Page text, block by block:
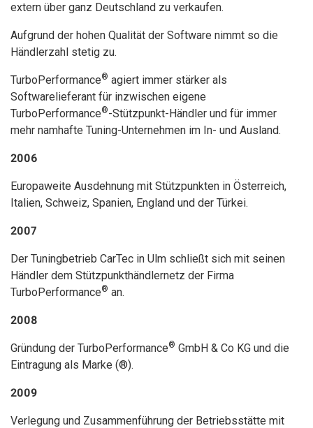
extern über ganz Deutschland zu verkaufen.
Aufgrund der hohen Qualität der Software nimmt so die
Händlerzahl stetig zu.
TurboPerformance® agiert immer stärker als
Softwarelieferant für inzwischen eigene
TurboPerformance®-Stützpunkt-Händler und für immer
mehr namhafte Tuning-Unternehmen im In- und Ausland.
2006
Europaweite Ausdehnung mit Stützpunkten in Österreich,
Italien, Schweiz, Spanien, England und der Türkei.
2007
Der Tuningbetrieb CarTec in Ulm schließt sich mit seinen
Händler dem Stützpunkthändlernetz der Firma
TurboPerformance® an.
2008
Gründung der TurboPerformance® GmbH & Co KG und die
Eintragung als Marke (®).
2009
Verlegung und Zusammenführung der Betriebsstätte mit